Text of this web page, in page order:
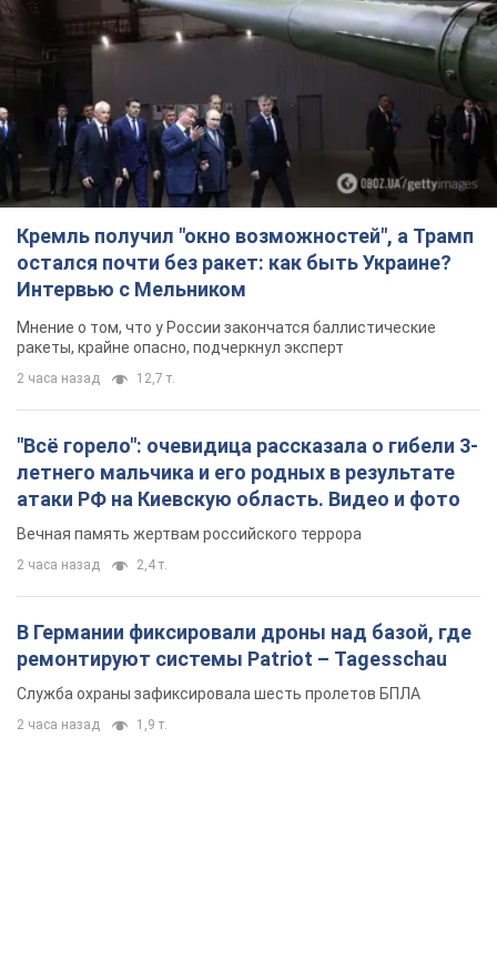
Кремль получил "окно возможностей", а Трамп
остался почти без ракет: как быть Украине?
Интервью с Мельником
Мнение о том, что у России закончатся баллистические
ракеты, крайне опасно, подчеркнул эксперт
2 часа назад 12,7 т.
"Всё горело": очевидица рассказала о гибели 3-
летнего мальчика и его родных в результате
атаки РФ на Киевскую область. Видео и фото
Вечная память жертвам российского террора
2 часа назад 2,4 т.
В Германии фиксировали дроны над базой, где
ремонтируют системы Patriot – Tagesschau
Служба охраны зафиксировала шесть пролетов БПЛА
2 часа назад 1,9 т.